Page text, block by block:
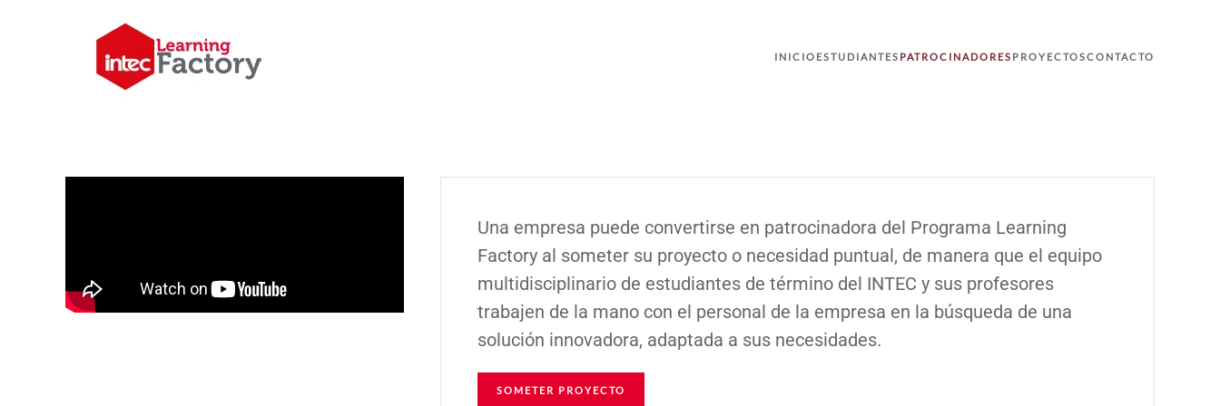
Skip to main content
INICIO ESTUDIANTES PATROCINADORES PROYECTOSCONTACTO
Una empresa puede convertirse en patrocinadora del Programa Learning
Factory al someter su proyecto o necesidad puntual, de manera que el equipo
multidisciplinario de estudiantes de término del INTEC y sus profesores
trabajen de la mano con el personal de la empresa en la búsqueda de una
solución innovadora, adaptada a sus necesidades.
SOMETER PROYECTO